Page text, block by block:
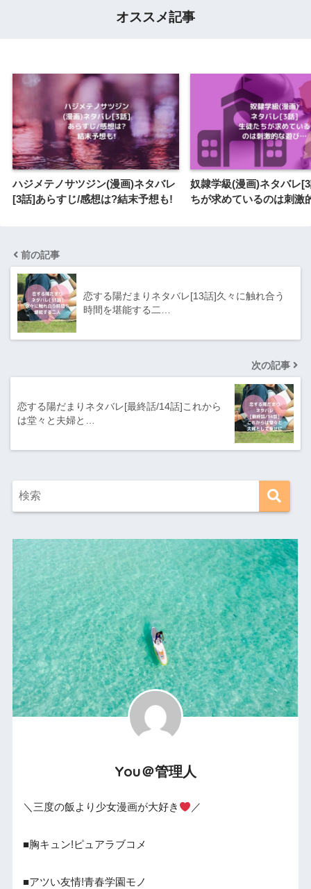
オススメ記事
ハジメテノサツジン(漫画)ネタバレ
[3話]あらすじ/感想は?結末予想も!
奴隷学級(漫画)ネタバレ
ちが求めているのは刺
前の記事
恋する陽だまりネタバレ[13話]久々に触れ合う
時間を堪能する二…
次の記事
恋する陽だまりネタバレ[最終話/14話]これから
は堂々と夫婦と…
You＠管理人
＼三度の飯より少女漫画が大好き ／
■胸キュン!ピュアラブコメ
■アツい友情!青春学園モノ